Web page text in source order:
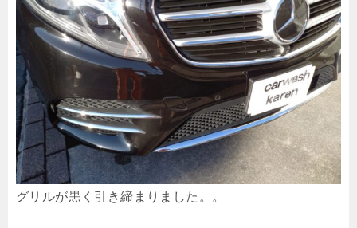
グリルが黒く引き締まりました。。